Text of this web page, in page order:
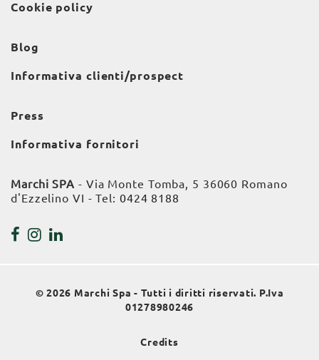
Cookie policy
Blog
Informativa clienti/prospect
Press
Informativa fornitori
Marchi SPA - Via Monte Tomba, 5 36060 Romano
d'Ezzelino VI - Tel: 0424 8188
© 2026 Marchi Spa - Tutti i diritti riservati. P.Iva
01278980246
Credits